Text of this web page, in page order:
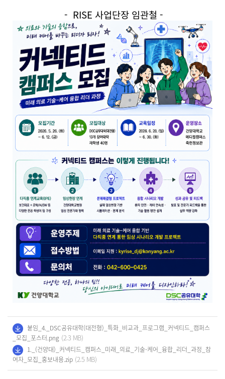
- RISE 사업단장 임관철 -
붙임_4._DSC공유대학(대전형)_특화_비교과_프로그램_커넥티드_캠퍼스
_모집_포스터.png (2.3 MB)
1._(건양대)_커넥티드_캠퍼스_미래_의료_기술-케어_융합_리더_과정_참
여자_모집_홍보내용.zip (2.5 MB)